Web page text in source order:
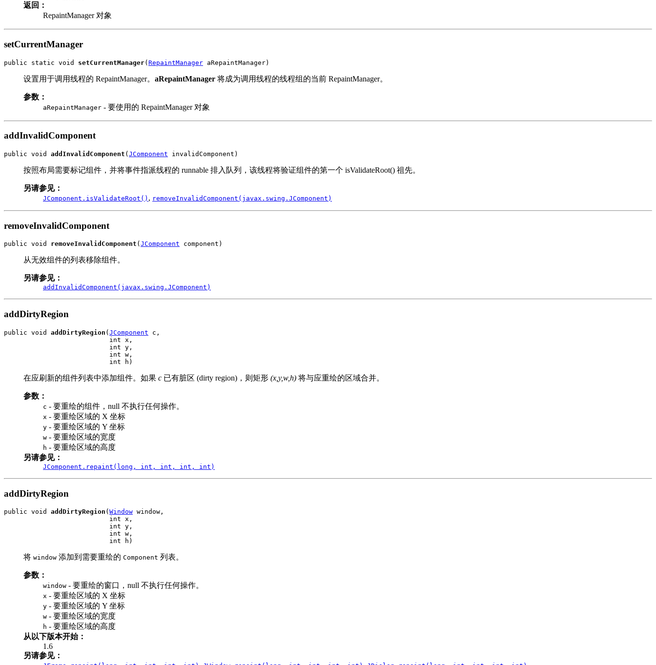
返回：
RepaintManager 对象
setCurrentManager
public static void setCurrentManager(RepaintManager aRepaintManager)
设置用于调用线程的 RepaintManager。 aRepaintManager 将成为调用线程的线程组的当前 RepaintManager。
参数：
aRepaintManager - 要使用的 RepaintManager 对象
addInvalidComponent
public void addInvalidComponent ( JComponent invalidComponent)
按照布局需要标记组件，并将事件指派线程的 runnable 排入队列，该线程将验证组件的第一个 isValidateRoot() 祖先。
另请参见：
JComponent.isValidateRoot() , removeInvalidComponent(javax.swing.JComponent)
removeInvalidComponent
public void removeInvalidComponent ( JComponent component)
从无效组件的列表移除组件。
另请参见：
addInvalidComponent(javax.swing.JComponent)
addDirtyRegion
public void addDirtyRegion ( JComponent c,
                           int x,
                           int y,
                           int w,
                           int h)
在应刷新的组件列表中添加组件。如果 c 已有脏区 (dirty region)，则矩形 (x,y,w,h) 将与应重绘的区域合并。
参数：
c - 要重绘的组件，null 不执行任何操作。
x - 要重绘区域的 X 坐标
y - 要重绘区域的 Y 坐标
w - 要重绘区域的宽度
h - 要重绘区域的高度
另请参见：
JComponent.repaint(long, int, int, int, int)
addDirtyRegion
public void addDirtyRegion ( Window window,
                           int x,
                           int y,
                           int w,
                           int h)
将 window 添加到需要重绘的 Component 列表。
参数：
window - 要重绘的窗口，null 不执行任何操作。
x - 要重绘区域的 X 坐标
y - 要重绘区域的 Y 坐标
w - 要重绘区域的宽度
h - 要重绘区域的高度
从以下版本开始：
1.6
另请参见：